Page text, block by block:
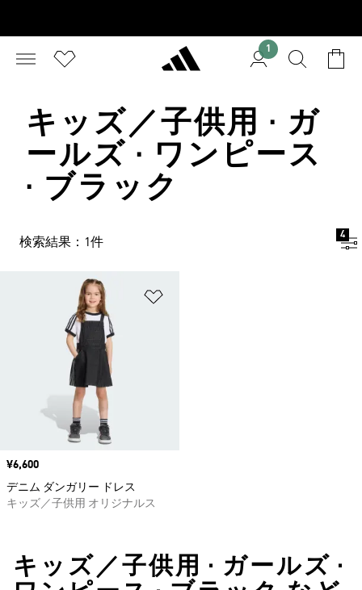
1
キッズ／子供用 · ガ
ールズ · ワンピース
· ブラック
検索結果：1件
4
価格
¥6,600
デニム ダンガリー ドレス
キッズ／子供用 オリジナルス
キッズ／子供用 • ガールズ •